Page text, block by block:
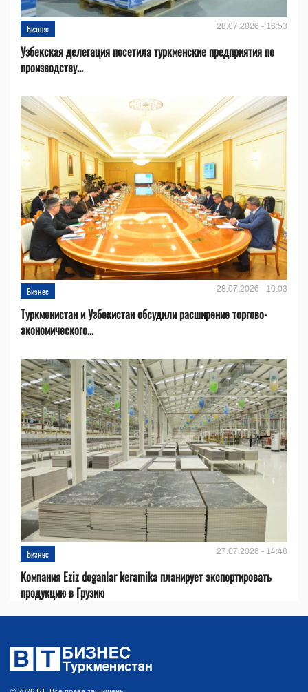
Бизнес 28.07.2026 - 16:53
Узбекская делегация посетила туркменские предприятия по
производству...
Бизнес 28.07.2026 - 10:03
Туркменистан и Узбекистан обсудили расширение торгово-
экономического...
Бизнес 27.07.2026 - 14:48
Компания Eziz doganlar keramika планирует экспортировать
продукцию в Грузию